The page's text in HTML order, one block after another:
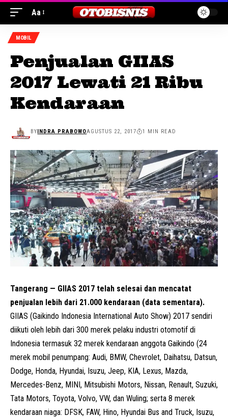
Aa
MOBIL
Penjualan GIIAS
2017 Lewati 21 Ribu
Kendaraan
BYINDRA PRABOWOAGUSTUS 22, 2017 1 MIN READ
Tangerang — GIIAS 2017 telah selesai dan mencatat
penjualan lebih dari 21.000 kendaraan (data sementara).
GIIAS (Gaikindo Indonesia International Auto Show) 2017 sendiri
diikuti oleh lebih dari 300 merek pelaku industri otomotif di
Indonesia termasuk 32 merek kendaraan anggota Gaikindo (24
merek mobil penumpang: Audi, BMW, Chevrolet, Daihatsu, Datsun,
Dodge, Honda, Hyundai, Isuzu, Jeep, KIA, Lexus, Mazda,
Mercedes-Benz, MINI, Mitsubishi Motors, Nissan, Renault, Suzuki,
Tata Motors, Toyota, Volvo, VW, dan Wuling; serta 8 merek
kendaraan niaga: DFSK, FAW, Hino, Hyundai Bus and Truck, Isuzu,